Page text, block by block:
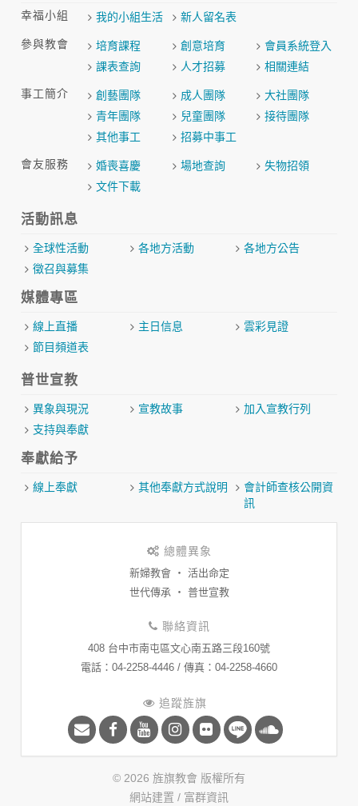
幸福小組 我的小組生活 新人留名表
參與教會 培育課程 創意培育
會員系統登入
課表查詢
人才招募 相關連結
事工簡介 創藝團隊 成人團隊
大社團隊
青年團隊
兒童團隊
接待團隊
其他事工
招募中事工
會友服務 婚喪喜慶 場地查詢
失物招領
文件下載
活動訊息
全球性活動 各地方活動
各地方公告
徵召與募集
媒體專區
線上直播 主日信息
雲彩見證
節目頻道表
普世宣教
異象與現況 宣教故事
加入宣教行列
支持與奉獻
奉獻給予
線上奉獻 其他奉獻方式說明
會計師查核公開資
訊
總體異象
新婦教會 ‧ 活出命定
世代傳承 ‧ 普世宣教
聯絡資訊
408 台中市南屯區文心南五路三段160號
​電話：04-2258-4446 / 傳真：04-2258-4660
追蹤旌旗
© 2026 旌旗教會 版權所有
網站建置 / 富群資訊